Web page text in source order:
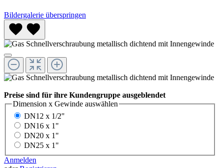
Bildergalerie überspringen
Preise sind für ihre Kundengruppe ausgeblendet
Dimension x Gewinde auswählen
DN12 x 1/2"
DN16 x 1"
DN20 x 1"
DN25 x 1"
Anmelden